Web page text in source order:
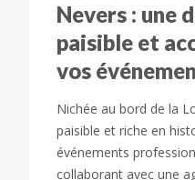
Nevers : une
paisible et
vos
Nichée au bord de la
paisible et riche en
événements
collaborant avec une